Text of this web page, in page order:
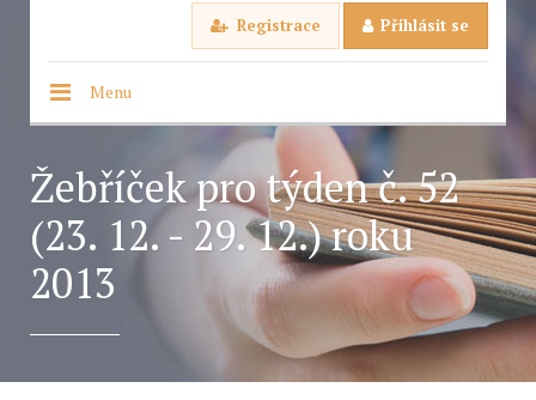
Registrace Přihlásit se
Menu
Žebříček pro týden č. 52
(23. 12. - 29. 12.) roku
2013